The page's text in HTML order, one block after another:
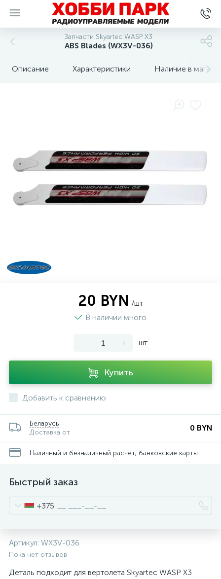
Запчасти Skyartec WASP X3
ABS Blades (WX3V-036)
Описание Характеристики Наличие в
20 BYN /шт
В наличии много
- + шт
Купить
Добавить к сравнению
Беларусь
Доставка от
0 BYN
Наличный и безналичный расчет, банковские карты
Быстрый заказ
+375
Артикул: WX3V-036
Пока нет отзывов
Деталь подходит для вертолета Skyartec WASP X3